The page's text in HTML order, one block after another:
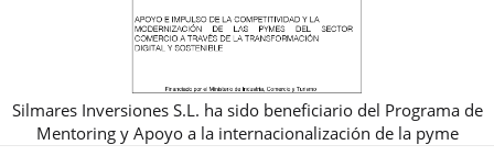
Silmares Inversiones S.L. ha sido beneficiario del Programa de
Mentoring y Apoyo a la internacionalización de la pyme